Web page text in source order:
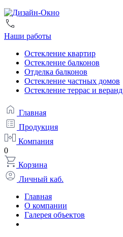
Наши работы
Остекление квартир
Остекление балконов
Отделка балконов
Остекление частных домов
Остекление террас и веранд
Главная
Продукция
Компания
0
Корзина
Личный каб.
Главная
О компании
Галерея объектов